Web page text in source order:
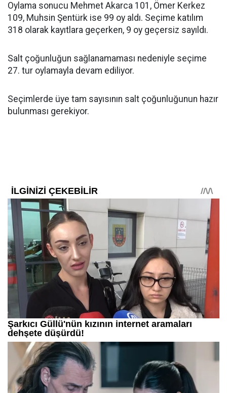
Oylama sonucu Mehmet Akarca 101, Ömer Kerkez
109, Muhsin Şentürk ise 99 oy aldı. Seçime katılım
318 olarak kayıtlara geçerken, 9 oy geçersiz sayıldı.
Salt çoğunluğun sağlanamaması nedeniyle seçime
27. tur oylamayla devam ediliyor.
Seçimlerde üye tam sayısının salt çoğunluğunun hazır
bulunması gerekiyor.